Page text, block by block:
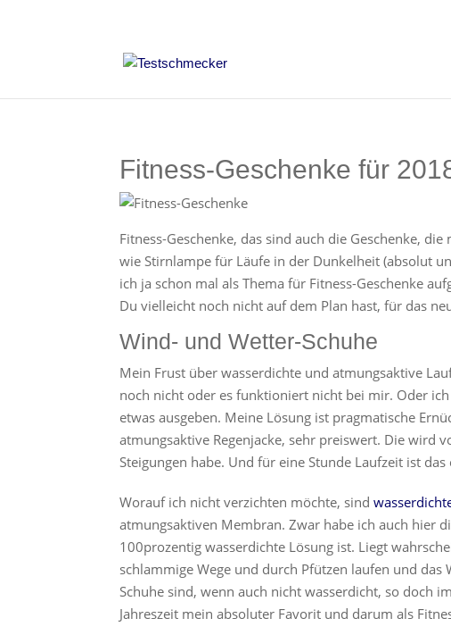
Fitness-Geschenke für
Fitness-Geschenke, das sind auch die Geschenke,
wie Stirnlampe für Läufe in der Dunkelheit (absolut
ich ja schon mal als Thema für Fitness-Geschenke
Du vielleicht noch nicht auf dem Plan hast, für das
Wind- und Wetter-Schuhe
Mein Frust über wasserdichte und atmungsaktive
noch nicht oder es funktioniert nicht bei mir. Oder
etwas ausgeben. Meine Lösung ist pragmatische
atmungsaktive Regenjacke, sehr preiswert. Die wird
Steigungen habe. Und für eine Stunde Laufzeit ist das
Worauf ich nicht verzichten möchte, sind
atmungsaktiven Membran. Zwar habe ich auch hier
100prozentig wasserdichte Lösung ist. Liegt
schlammige Wege und durch Pfützen laufen und
Schuhe sind, wenn auch nicht wasserdicht, so doch
Jahreszeit mein absoluter Favorit und darum als